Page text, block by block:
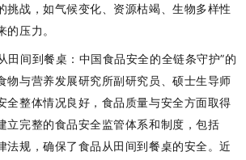
挑战，如气候变化、资源枯竭、生物多样性
压力。
田间到餐桌：中国食品安全的全链条守护”的
物与营养发展研究所副研究员、硕士生导师
全整体情况良好，食品质量与安全方面取得
立完整的食品安全监管体系和制度，包括
法规，确保了食品从田间到餐桌的安全。近